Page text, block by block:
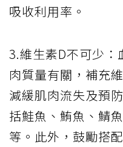
吸收利用率。
3.維生素D不可少：
肉質量有關，補充
減緩肌肉流失及預
括鮭魚、鮪魚、鯖
等。此外，鼓勵搭